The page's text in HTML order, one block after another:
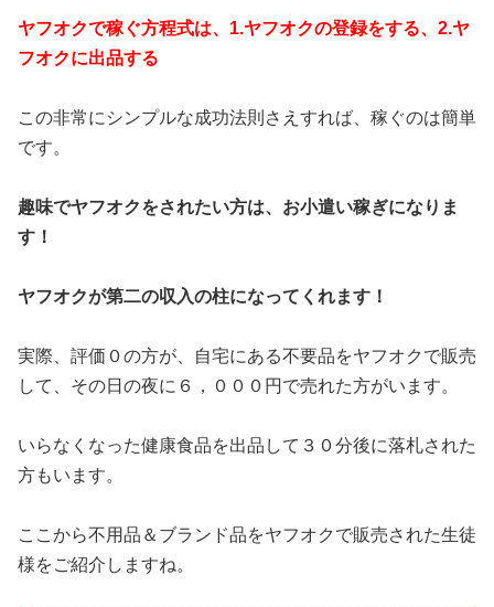
ヤフオクで稼ぐ方程式は、1.ヤフオクの登録をする、2.ヤ
フオクに出品する
この非常にシンプルな成功法則さえすれば、稼ぐのは簡単
です。
趣味でヤフオクをされたい方は、お小遣い稼ぎになりま
す！
ヤフオクが第二の収入の柱になってくれます！
実際、評価０の方が、自宅にある不要品をヤフオクで販売
して、その日の夜に６，０００円で売れた方がいます。
いらなくなった健康食品を出品して３０分後に落札された
方もいます。
ここから不用品＆ブランド品をヤフオクで販売された生徒
様をご紹介しますね。